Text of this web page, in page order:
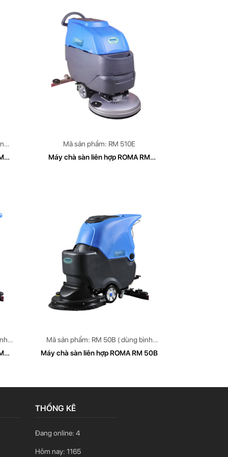
Mã sản phẩm: RM 510E
Máy chà sàn liên hợp ROMA RM
Mã sản phẩm: RM 50B ( dùng bình
Accquy)
Máy chà sàn liên hợp ROMA RM 50B
THỐNG KÊ
Đang online: 4
Hôm nay: 1165